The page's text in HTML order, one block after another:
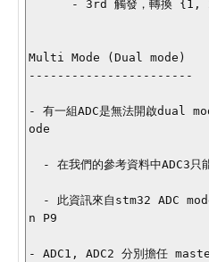
Multi Mode (Dual mode)
-----------------------
- 有一組ADC是無法開啟dual
ode
n P9
- ADC1, ADC2 分別擔任